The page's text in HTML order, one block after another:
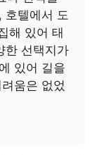
호텔에서 도
해 있어 태
한 선택지가
있어 길을
움은 없었